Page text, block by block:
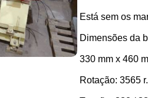
Está sem os
Dimensões da
330 mm x 460
Rotação: 3565